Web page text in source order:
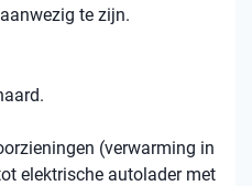
te zijn.
(verwarming in
elektrische autolader met